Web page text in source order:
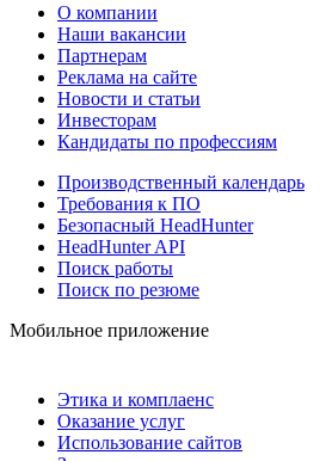
О компании
Наши вакансии
Партнерам
Реклама на сайте
Новости и статьи
Инвесторам
Кандидаты по профессиям
Производственный календарь
Требования к ПО
Безопасный HeadHunter
HeadHunter API
Поиск работы
Поиск по резюме
Мобильное приложение
Этика и комплаенс
Оказание услуг
Использование сайтов